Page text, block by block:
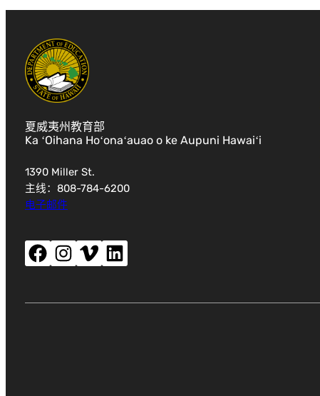
夏威夷州教育部
Ka ʻOihana Hoʻonaʻauao o ke Aupuni Hawaiʻi
1390 Miller St.
主线：808-784-6200
电子邮件
Facebook（打开新窗口）Instagram（打开新窗口）Vimeo（打开新窗口）LinkedIn（打开新窗口）